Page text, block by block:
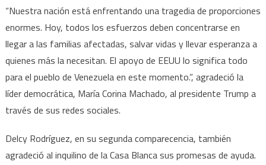
“Nuestra nación está enfrentando una tragedia de proporciones
enormes. Hoy, todos los esfuerzos deben concentrarse en
llegar a las familias afectadas, salvar vidas y llevar esperanza a
quienes más la necesitan. El apoyo de EEUU lo significa todo
para el pueblo de Venezuela en este momento.”, agradeció la
líder democrática, María Corina Machado, al presidente Trump a
través de sus redes sociales.
Delcy Rodríguez, en su segunda comparecencia, también
agradeció al inquilino de la Casa Blanca sus promesas de ayuda.